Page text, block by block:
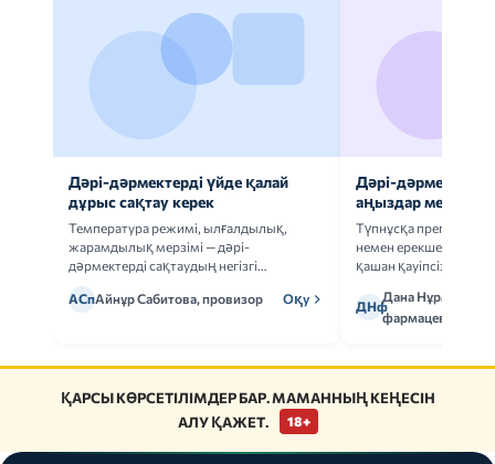
Дәрі-дәрмектерді үйде қалай
дұрыс сақтау керек
Температура режимі, ылғалдылық,
жарамдылық мерзімі — дәрі-
дәрмектерді сақтаудың негізгі
АСпАйнұр Сабитова, провизор Оқу
Дәрі-дәрмек
аңыздар мен
Түпнұсқа
немен ерекшеленеді
қашан қауіпсіз.
ДНф
Дана
фармацевт
ҚАРСЫ КӨРСЕТІЛІМДЕР БАР. МАМАННЫҢ КЕҢЕСІН
АЛУ ҚАЖЕТ.
18+